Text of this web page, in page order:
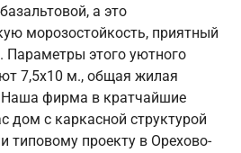
а это
морозостойкость, приятный
этого уютного
7,5х10 м., общая жилая
фирма в кратчайшие
дом с каркасной структурой
типовому проекту в Орехово-